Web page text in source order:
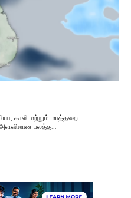
காலி மற்றும் மாத்தறை
பலத்த...